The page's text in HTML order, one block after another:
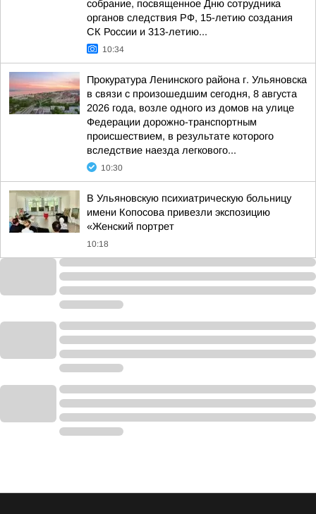
собрание, посвященное Дню сотрудника
органов следствия РФ, 15-летию создания
СК России и 313-летию...
10:34
Прокуратура Ленинского района г. Ульяновска
в связи с произошедшим сегодня, 8 августа
2026 года, возле одного из домов на улице
Федерации дорожно-транспортным
происшествием, в результате которого
вследствие наезда легкового...
10:30
В Ульяновскую психиатрическую больницу
имени Копосова привезли экспозицию
«Женский портрет
10:18